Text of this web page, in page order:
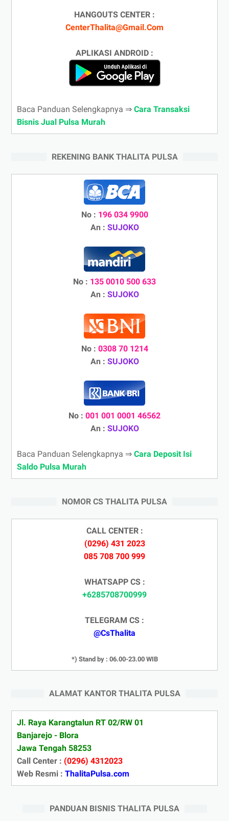
HANGOUTS CENTER :
CenterThalita@Gmail.Com
APLIKASI ANDROID :
Baca Panduan Selengkapnya ⇒ Cara Transaksi
Bisnis Jual Pulsa Murah
REKENING BANK THALITA PULSA
No : 196 034 9900
An : SUJOKO
No : 135 0010 500 633
An : SUJOKO
No : 0308 70 1214
An : SUJOKO
No : 001 001 0001 46562
An : SUJOKO
Baca Panduan Selengkapnya ⇒ Cara Deposit Isi
Saldo Pulsa Murah
NOMOR CS THALITA PULSA
CALL CENTER :
(0296) 431 2023
085 708 700 999
WHATSAPP CS :
+6285708700999
TELEGRAM CS :
@CsThalita
*) Stand by : 06.00-23.00 WIB
ALAMAT KANTOR THALITA PULSA
Jl. Raya Karangtalun RT 02/RW 01
Banjarejo - Blora
Jawa Tengah 58253
Call Center : (0296) 4312023
Web Resmi : ThalitaPulsa.com
PANDUAN BISNIS THALITA PULSA